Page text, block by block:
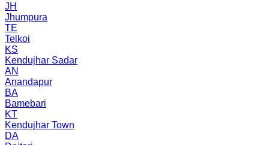
JH
Jhumpura
TE
Telkoi
KS
Kendujhar Sadar
AN
Anandapur
BA
Bamebari
KT
Kendujhar Town
DA